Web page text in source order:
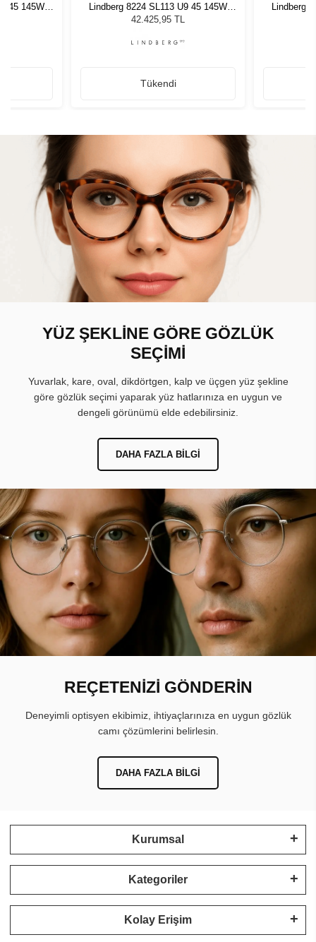
45 145W
Lindberg 8224 SL113 U9 45 145W
Unisex Güneş Gözlüğü
42.425,95 TL
Tükendi
Lindberg
YÜZ ŞEKLİNE GÖRE GÖZLÜK
SEÇİMİ
Yuvarlak, kare, oval, dikdörtgen, kalp ve üçgen yüz şekline
göre gözlük seçimi yaparak yüz hatlarınıza en uygun ve
dengeli görünümü elde edebilirsiniz.
DAHA FAZLA BILGI
REÇETENİZİ GÖNDERİN
Deneyimli optisyen ekibimiz, ihtiyaçlarınıza en uygun gözlük
camı çözümlerini belirlesin.
DAHA FAZLA BILGI
Kurumsal
Kategoriler
Kolay Erişim